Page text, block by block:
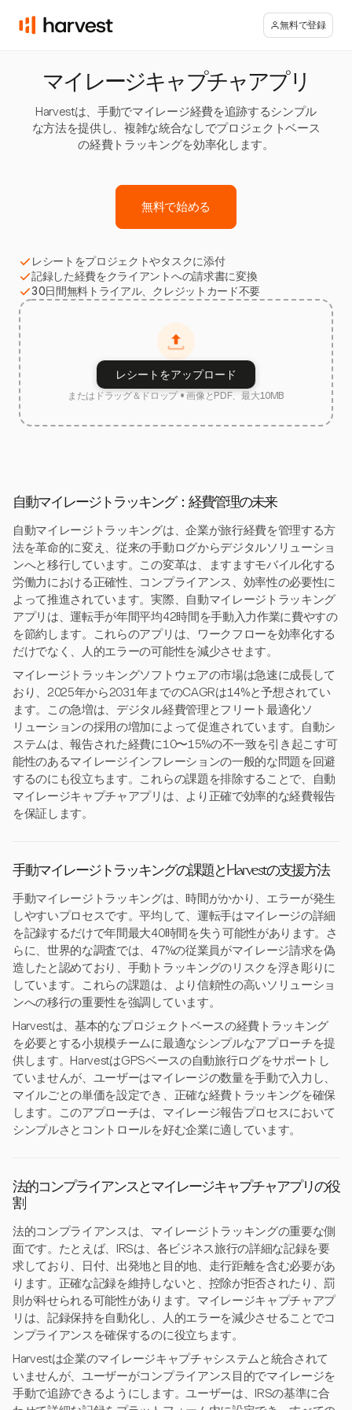
無料で登録
マイレージキャプチャアプリ
Harvestは、手動でマイレージ経費を追跡するシンプル
な方法を提供し、複雑な統合なしでプロジェクトベース
の経費トラッキングを効率化します。
無料で始める
レシートをプロジェクトやタスクに添付
記録した経費をクライアントへの請求書に変換
30日間無料トライアル、クレジットカード不要
レシートをアップロード
またはドラッグ＆ドロップ • 画像とPDF、最大10MB
自動マイレージトラッキング：経費管理の未来
自動マイレージトラッキングは、企業が旅行経費を管理する方
法を革命的に変え、従来の手動ログからデジタルソリューショ
ンへと移行しています。この変革は、ますますモバイル化する
労働力における正確性、コンプライアンス、効率性の必要性に
よって推進されています。実際、自動マイレージトラッキング
アプリは、運転手が年間平均42時間を手動入力作業に費やすの
を節約します。これらのアプリは、ワークフローを効率化する
だけでなく、人的エラーの可能性を減少させます。
マイレージトラッキングソフトウェアの市場は急速に成長して
おり、2025年から2031年までのCAGRは14%と予想されてい
ます。この急増は、デジタル経費管理とフリート最適化ソ
リューションの採用の増加によって促進されています。自動シ
ステムは、報告された経費に10〜15%の不一致を引き起こす可
能性のあるマイレージインフレーションの一般的な問題を回避
するのにも役立ちます。これらの課題を排除することで、自動
マイレージキャプチャアプリは、より正確で効率的な経費報告
を保証します。
手動マイレージトラッキングの課題とHarvestの支援方法
手動マイレージトラッキングは、時間がかかり、エラーが発生
しやすいプロセスです。平均して、運転手はマイレージの詳細
を記録するだけで年間最大40時間を失う可能性があります。さ
らに、世界的な調査では、47%の従業員がマイレージ請求を偽
造したと認めており、手動トラッキングのリスクを浮き彫りに
しています。これらの課題は、より信頼性の高いソリューショ
ンへの移行の重要性を強調しています。
Harvestは、基本的なプロジェクトベースの経費トラッキング
を必要とする小規模チームに最適なシンプルなアプローチを提
供します。HarvestはGPSベースの自動旅行ログをサポートし
ていませんが、ユーザーはマイレージの数量を手動で入力し、
マイルごとの単価を設定でき、正確な経費トラッキングを確保
します。このアプローチは、マイレージ報告プロセスにおいて
シンプルさとコントロールを好む企業に適しています。
法的コンプライアンスとマイレージキャプチャアプリの役
割
法的コンプライアンスは、マイレージトラッキングの重要な側
面です。たとえば、IRSは、各ビジネス旅行の詳細な記録を要
求しており、日付、出発地と目的地、走行距離を含む必要があ
ります。正確な記録を維持しないと、控除が拒否されたり、罰
則が科せられる可能性があります。マイレージキャプチャアプ
リは、記録保持を自動化し、人的エラーを減少させることでコ
ンプライアンスを確保するのに役立ちます。
Harvestは企業のマイレージキャプチャシステムと統合されて
いませんが、ユーザーがコンプライアンス目的でマイレージを
手動で追跡できるようにします。ユーザーは、IRSの基準に合